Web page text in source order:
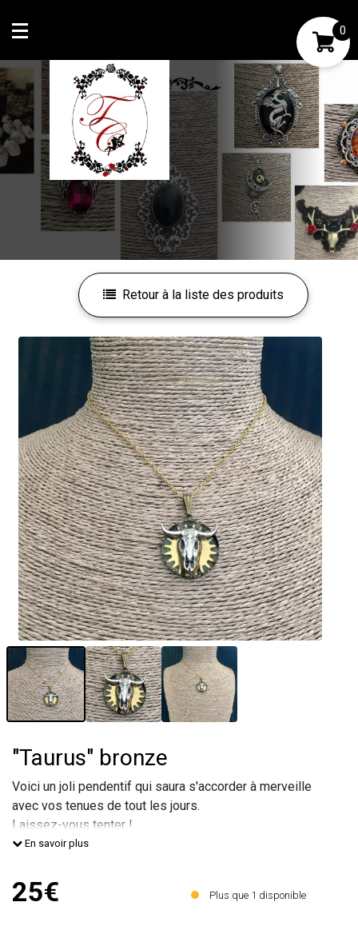
Mon compte
Mes favoris
0
Retour à la liste des produits
"Taurus" bronze
Voici un joli pendentif qui saura s'accorder à merveille
avec vos tenues de tout les jours.
Laissez-vous tenter !
Ce pendentif est en métal européen recouvert de
Tous les métaux utilisés pour fabriquer ce bijou sont
sans plomb, sans nickel et sans cadmium.
En savoir plus
25€ Plus que 1 disponible